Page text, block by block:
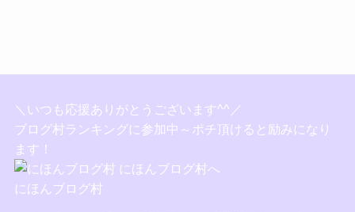
＼いつも応援ありがとうございます^^／
ブログ村ランキングに参加中～ポチ頂けると励みになり
ます！
にほんブログ村